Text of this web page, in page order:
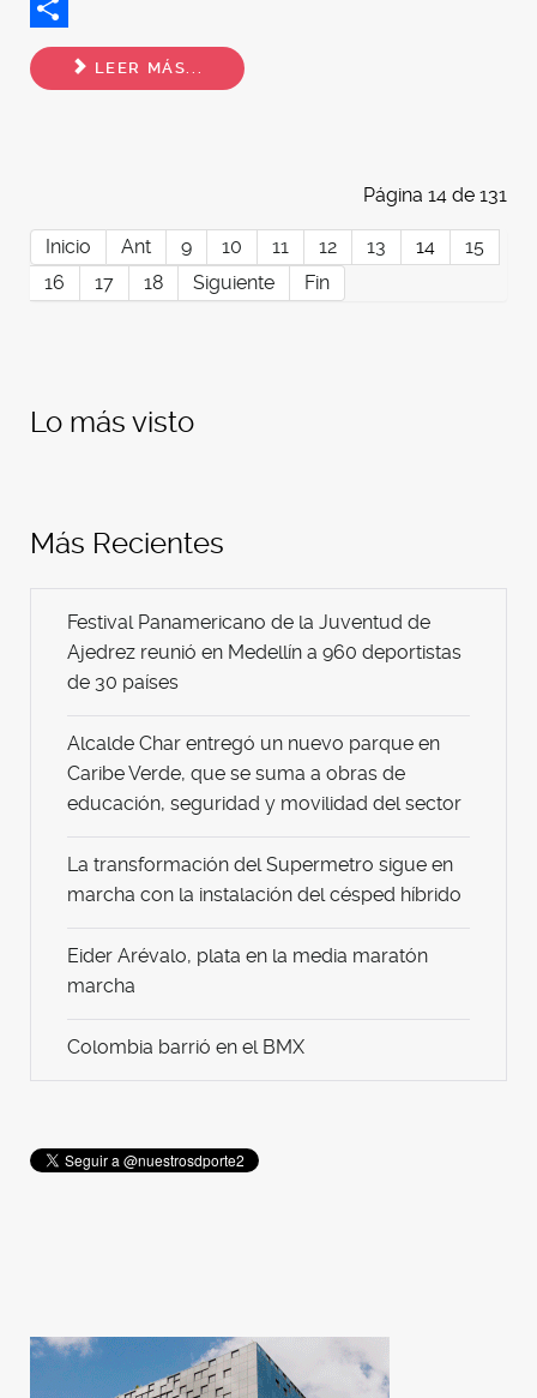
Twitter
Share
LEER MÁS...
Página 14 de 131
Inicio Ant 9 10 11 12 13 14
15
16
17 18 Siguiente Fin
Lo más visto
Más Recientes
Festival Panamericano de la Juventud de
Ajedrez reunió en Medellín a 960 deportistas
de 30 países
Alcalde Char entregó un nuevo parque en
Caribe Verde, que se suma a obras de
educación, seguridad y movilidad del sector
La transformación del Supermetro sigue en
marcha con la instalación del césped híbrido
Eider Arévalo, plata en la media maratón
marcha
Colombia barrió en el BMX